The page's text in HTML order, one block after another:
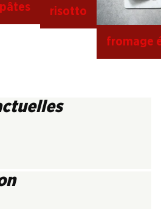
pâtes risotto
fromage